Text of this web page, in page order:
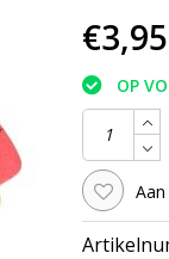
€3,95
OP